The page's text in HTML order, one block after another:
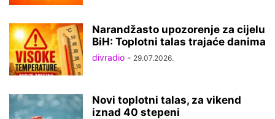
Narandžasto upozorenje za cijelu
BiH: Toplotni talas trajaće danima
divradio - 29.07.2026.
Novi toplotni talas, za vikend
iznad 40 stepeni